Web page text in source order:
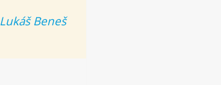
Lukáš Beneš